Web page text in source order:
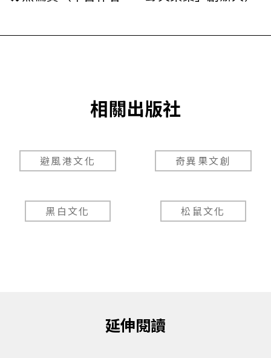
相關出版社
避風港文化 奇異果文創
黑白文化 松鼠文化
延伸閱讀